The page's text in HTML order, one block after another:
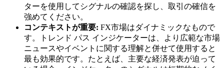
ターを使用してシグナルの確認を探し、取引の確信を
強めてください。
コンテキストが重要: FX市場はダイナミックなもので
す。トレンド パス インジケーターは、より広範な市場
ニュースやイベントに関する理解と併せて使用すると
最も効果的です。たとえば、主要な経済発表が迫って